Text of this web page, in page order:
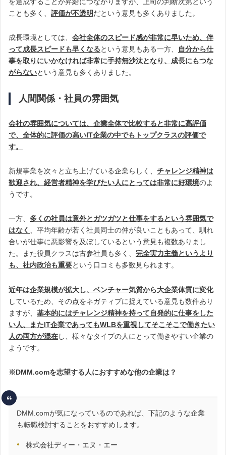
ことも多く、 評価が不透明だという意見も多くありました。
成長環境としては、 会社全体のスピード感が非常に早いため、伴
って成長スピードも早くなるという意見もある一方、
自分から仕
事を取りにいかなければ非常に手持無沙汰となり、成長にもつな
がらないという意見も多くありました。
人間関係・社員の雰囲気
会社の雰囲気については、企業全体で比較すると非常に高評価
で、全体的に評価の高いIT企業の中でもトップクラスの評価で
す。
新規事業を次々と立ち上げている企業らしく、 チャレンジ精神は
歓迎され、経営者精神を学びたい人にとっては非常に好環境のよ
うです。
一方、 多くの社員は意外とガツガツと仕事をするという雰囲気で
はなく 、平均年齢が若く社員同士の仲が良いこともあって、馴れ
合いが仕事に悪影響を及ぼしているという意見も複数ありまし
た。また役員クラスは古参社員も多く、 完全実力主義というより
も、社内政治も重要という口コミも多数見られます。
近年は企業規模が拡大し、ベンチャー気質から大企業体質に変化
しているため、その点をネガティブに捉えている意見も数件あり
ますが、 基本的にはチャレンジ精神を持って自発的に仕事をした
い人、またIT企業であってもWLBを重視してそこそこで働きたい
人の両方が混在し、様々なタイプの人にとって働きやすい企業の
ようです。
※DMM.comを志望する人におすすめな他の企業は？
DMM.comが気になっているのであれば、下記のような企業
も転職検討することをおすすめします。
株式会社ディー・エヌ・エー